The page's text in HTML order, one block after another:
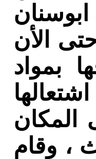
الأن
بمواد
المكان
، وقام